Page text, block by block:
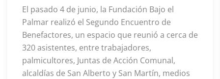
El pasado 4 de junio, la Fundación Bajo el
Palmar realizó el Segundo Encuentro de
Benefactores, un espacio que reunió a cerca de
320 asistentes, entre trabajadores,
palmicultores, Juntas de Acción Comunal,
alcaldías de San Alberto y San Martín, medios